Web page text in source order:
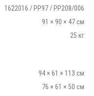
1622016 / PP97 / PP208/006
91 × 90 × 47 см
25 кг
94 × 61 × 113 см
76 × 61 × 50 см